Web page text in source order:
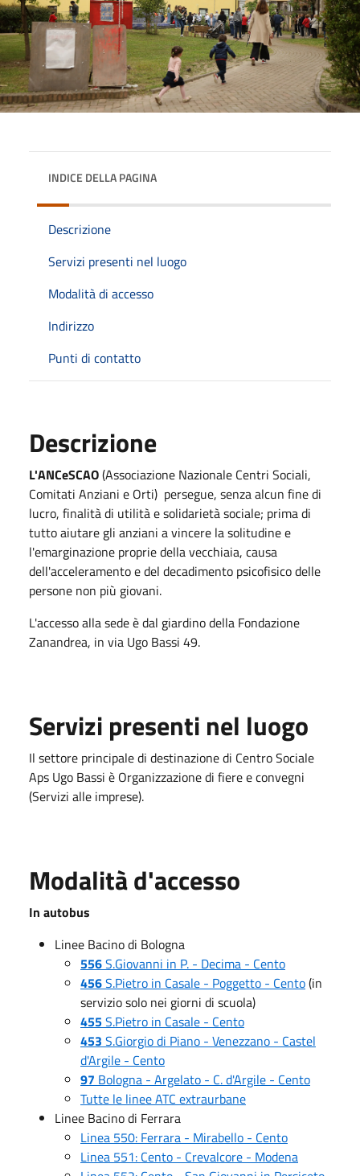
INDICE DELLA PAGINA
Descrizione
Servizi presenti nel luogo
Modalità di accesso
Indirizzo
Punti di contatto
Descrizione
L'ANCeSCAO(Associazione Nazionale Centri Sociali,
Comitati Anziani e Orti) persegue, senza alcun fine di
lucro, finalità di utilità e solidarietà sociale; prima di
tutto aiutare gli anziani a vincere la solitudine e
l'emarginazione proprie della vecchiaia, causa
dell'acceleramento e del decadimento psicofisico delle
persone non più giovani.
L'accesso alla sede è dal giardino della Fondazione
Zanandrea, in via Ugo Bassi 49.
Servizi presenti nel luogo
Il settore principale di destinazione di Centro Sociale
Aps Ugo Bassi è Organizzazione di fiere e convegni
(Servizi alle imprese).
Modalità d'accesso
In autobus
Linee Bacino di Bologna
556S.Giovanni in P. - Decima - Cento
456S.Pietro in Casale - Poggetto - Cento(in
servizio solo nei giorni di scuola)
455S.Pietro in Casale - Cento
453 S.Giorgio di Piano - Venezzano - Castel
d'Argile - Cento
97 Bologna - Argelato - C. d'Argile - Cento
Tutte le linee ATC extraurbane
Linee Bacino di Ferrara
Linea 550: Ferrara - Mirabello - Cento
Linea 551: Cento - Crevalcore - Modena